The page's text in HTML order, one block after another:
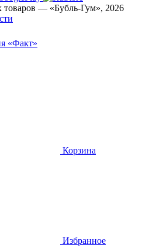
товаров — «Бубль-Гум», 2026
«Факт»
Корзина
Избранное